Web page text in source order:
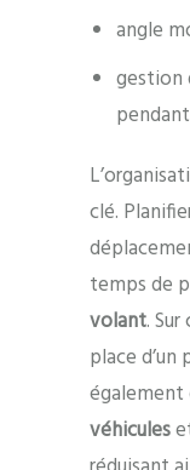
angle
gestion
clé.
temps de
volant.
place
également
véhicules